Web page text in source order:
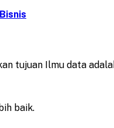
tujuan Ilmu data
baik.